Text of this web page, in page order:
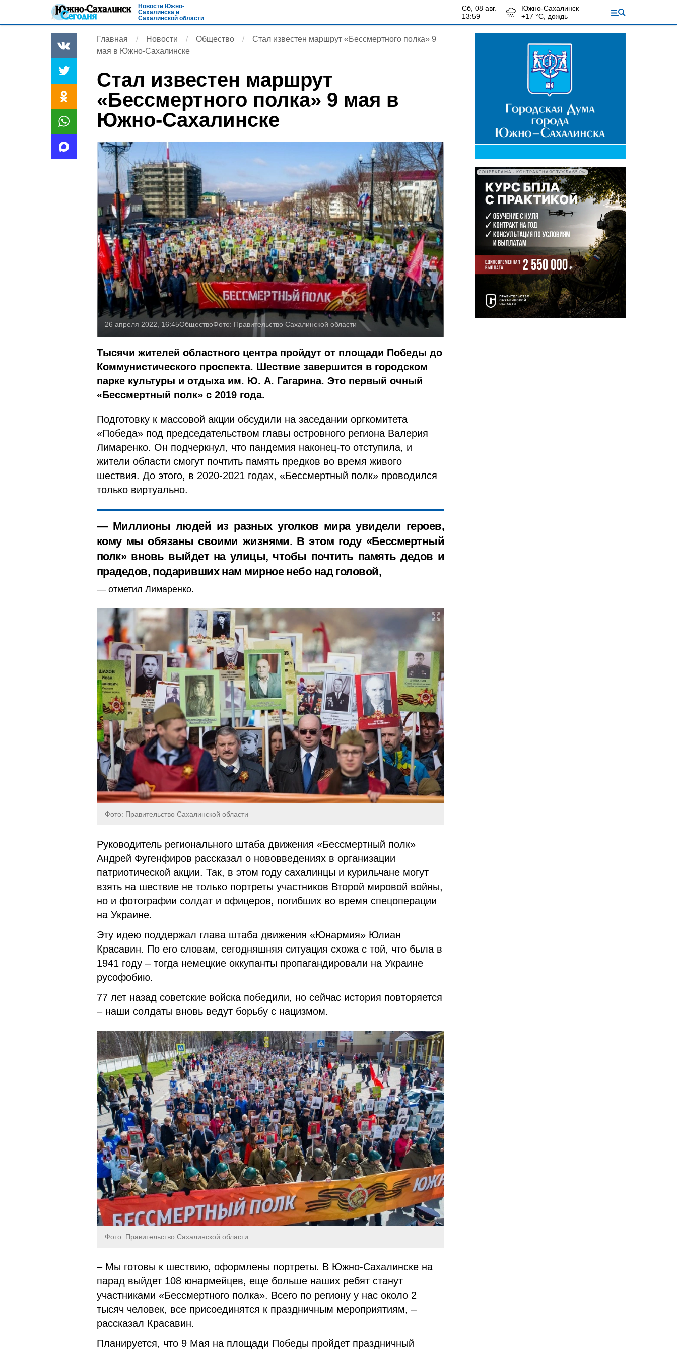
Новости Южно-
Сахалинска и
Сахалинской области
сб, 08 авг.
13:59
Южно-Сахалинск
+17 °С, дождь
Главная Новости Общество
Стал известен маршрут «Бессмертного полка» 9
мая в Южно-Сахалинске
Стал известен маршрут
«Бессмертного полка» 9 мая в
Южно-Сахалинске
26 апреля 2022, 16:45ОбществоФото: Правительство Сахалинской области
Тысячи жителей областного центра пройдут от площади Победы до
Коммунистического проспекта. Шествие завершится в городском
парке культуры и отдыха им. Ю. А. Гагарина. Это первый очный
«Бессмертный полк» с 2019 года.
Подготовку к массовой акции обсудили на заседании оргкомитета
«Победа» под председательством главы островного региона Валерия
Лимаренко. Он подчеркнул, что пандемия наконец-то отступила, и
жители области смогут почтить память предков во время живого
шествия. До этого, в 2020-2021 годах, «Бессмертный полк» проводился
только виртуально.
— Миллионы людей из разных уголков мира увидели героев,
кому мы обязаны своими жизнями. В этом году «Бессмертный
полк» вновь выйдет на улицы, чтобы почтить память дедов и
прадедов, подаривших нам мирное небо над головой,
отметил Лимаренко.
Фото: Правительство Сахалинской области
Руководитель регионального штаба движения «Бессмертный полк»
Андрей Фугенфиров рассказал о нововведениях в организации
патриотической акции. Так, в этом году сахалинцы и курильчане могут
взять на шествие не только портреты участников Второй мировой войны,
но и фотографии солдат и офицеров, погибших во время спецоперации
на Украине.
Эту идею поддержал глава штаба движения «Юнармия» Юлиан
Красавин. По его словам, сегодняшняя ситуация схожа с той, что была в
1941 году – тогда немецкие оккупанты пропагандировали на Украине
русофобию.
77 лет назад советские войска победили, но сейчас история повторяется
– наши солдаты вновь ведут борьбу с нацизмом.
Фото: Правительство Сахалинской области
– Мы готовы к шествию, оформлены портреты. В Южно-Сахалинске на
парад выйдет 108 юнармейцев, еще больше наших ребят станут
участниками «Бессмертного полка». Всего по региону у нас около 2
тысяч человек, все присоединятся к праздничным мероприятиям, –
рассказал Красавин.
Планируется, что 9 Мая на площади Победы пройдет праздничный
СОЦРЕКЛАМА • КОНТРАКТНАЯСЛУЖБА65.РФ